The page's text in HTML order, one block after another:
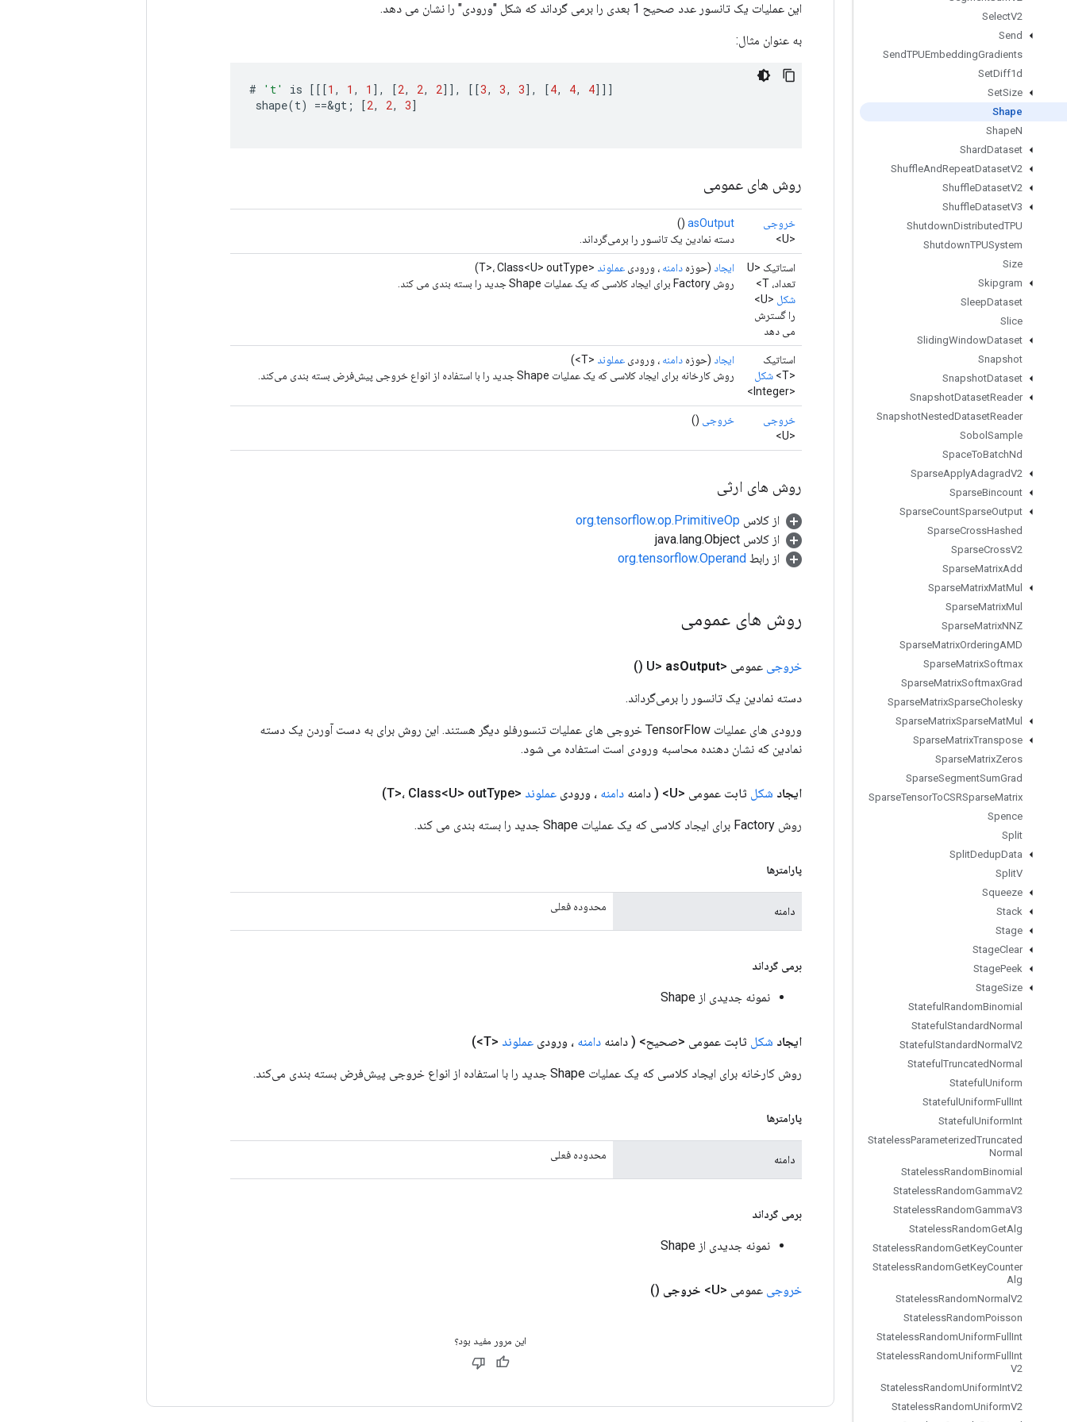
SelectV2
Send
SendTPUEmbeddingGradients
SetDiff1d
SetSize
Shape
ShapeN
ShardDataset
ShuffleAndRepeatDatasetV2
ShuffleDatasetV2
ShuffleDatasetV3
ShutdownDistributedTPU
ShutdownTPUSystem
Size
Skipgram
SleepDataset
Slice
SlidingWindowDataset
Snapshot
SnapshotDataset
SnapshotDatasetReader
SnapshotNestedDatasetReader
Sobol Sample
SpaceToBatchNd
SparseApplyAdagradV2
SparseBincount
SparseCountSparseOutput
SparseCrossHashed
SparseCrossV2
SparseMatrixAdd
SparseMatrixMatMul
SparseMatrixMul
SparseMatrixNNZ
SparseMatrixOrderingAMD
SparseMatrixSoftmax
SparseMatrixSoftmaxGrad
SparseMatrixSparseCholesky
SparseMatrixSparseMatMul
SparseMatrixTranspose
SparseMatrixZeros
SparseSegmentSumGrad
SparseTensorToCSRSparseMatrix
Spence
Split
SplitDedupData
SplitV
Squeeze
Stack
Stage
StageClear
StagePeek
StageSize
Stateful RandomBinomial
Stateful StandardNormal
Stateful StandardNormal V2
Stateful TruncatedNormal
Stateful Uniform
Stateful UniformFull Int
Stateful UniformInt
StatelessParameterizedTruncated
Normal
StatelessRandomBinomial
StatelessRandomGammaV2
StatelessRandomGammaV3
StatelessRandomGetAlg
StatelessRandomGetKeyCounter
StatelessRandomGetKeyCounter
Alg
StatelessRandomNormal V2
StatelessRandomPoisson
StatelessRandomUniformFull Int
StatelessRandomUniformFull Int
V2
StatelessRandomUniformIntV2
StatelessRandomUniformV2
این عملیات یک تانسور عدد صحیح 1 بعدی را برمی گرداند که شکل "ورودی" را نشان می دهد.
به عنوان مثال:
# 't' is [[[1 , 1 , 1 ] , [2, 2, 2]] , [[3, 3, 3] , [4, 4, 4]]]
shape(t) ==&gt ; [2, 2, 3]
روش های عمومی
خروجی
<U>
asOutput
()
دسته نمادین یک تانسور را برمی‌گرداند.
استاتیک <U
تعداد، T>
شکل
<U>
را گسترش
می دهد
ایجاد (حوزه دامنه ، ورودی عملوند <T>، Class<U> outType)
روش Factory برای ایجاد کلاسی که یک عملیات Shape جدید را بسته بندی می کند.
استاتیک
<T>
شکل
<Integer>
ایجاد (حوزه دامنه ، ورودی عملوند <T>)
روش کارخانه برای ایجاد کلاسی که یک عملیات Shape جدید را با استفاده از انواع خروجی پیش‌فرض بسته بندی می‌کند.
خروجی
<U>
خروجی ()
روش های ارثی
از کلاس org.tensorflow.op.PrimitiveOp
از کلاس java.lang.Object
از رابط org.tensorflow.Operand
روش های عمومی
خروجی عمومی <U> asOutput
()
دسته نمادین یک تانسور را برمی‌گرداند.
ورودی های عملیات TensorFlow خروجی های عملیات تنسورفلو دیگر هستند. این روش برای به دست آوردن یک دسته
نمادین که نشان دهنده محاسبه ورودی است استفاده می شود.
ایجاد شکل ثابت عمومی <U> ( دامنه دامنه ، ورودی عملوند <T>، Class<U> outType)
روش Factory برای ایجاد کلاسی که یک عملیات Shape جدید را بسته بندی می کند.
پارامترها
دامنه محدوده فعلی
برمی گرداند
نمونه جدیدی از Shape
ایجاد شکل ثابت عمومی <صحیح> ( دامنه دامنه ، ورودی عملوند <T>)
روش کارخانه برای ایجاد کلاسی که یک عملیات Shape جدید را با استفاده از انواع خروجی پیش‌فرض بسته بندی می‌کند.
پارامترها
دامنه محدوده فعلی
برمی گرداند
نمونه جدیدی از Shape
خروجی عمومی <U> خروجی ()
این مرور مفید بود؟